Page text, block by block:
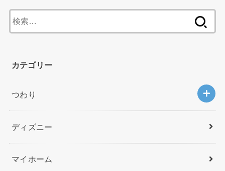
索
カテゴリー
つわり
ディズニー
マイホーム